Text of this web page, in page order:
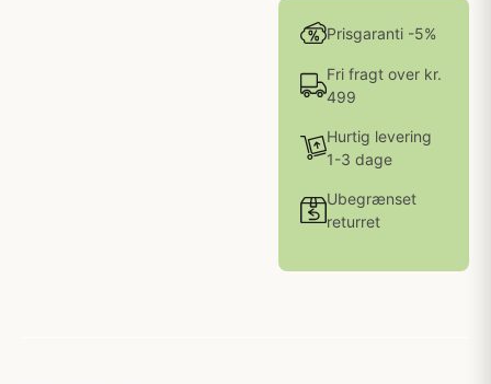
Prisgaranti -5%
Fri fragt over kr.
499
Hurtig levering
1-3 dage
Ubegrænset
returret